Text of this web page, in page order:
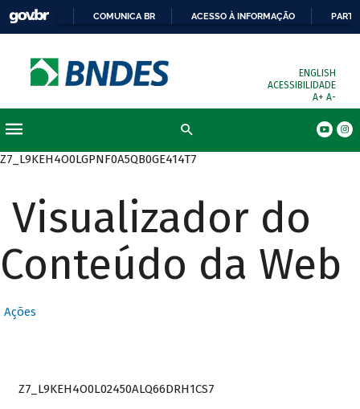
COMUNICA BR ACESSO À INFORMAÇÃO
ENGLISH
ACESSIBILIDADE
A+ A-
Z7_L9KEH4O0LGPNF0A5QB0GE414T7
Visualizador do
Conteúdo da Web
Ações
Z7_L9KEH4O0L02450ALQ66DRH1CS7